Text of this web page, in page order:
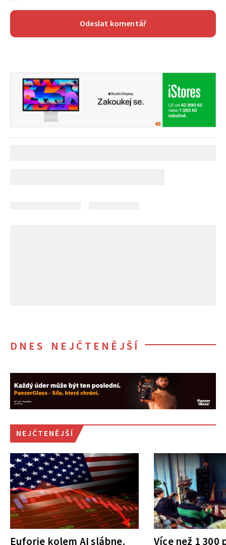
DNES NEJČTENĚJŠÍ
NEJČTENĚJŠÍ
Euforie kolem AI slábne. Více než 1